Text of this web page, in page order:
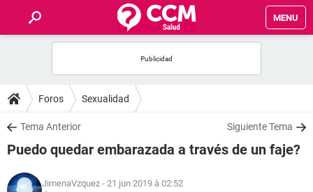
MENU
FORUMS
SALUD
Foros Sexualidad
Tema Anterior Siguiente Tema
Puedo quedar embarazada a través de un faje?
JimenaVzquez - 21 jun 2019 à 02:52